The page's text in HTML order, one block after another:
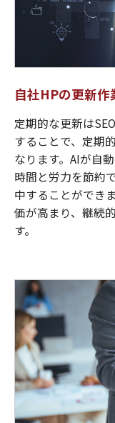
自社HPの更新作
定期的な更新は
することで、定期
なります。AIが自
時間と労力を節約
中することができ
価が高まり、継続
す。